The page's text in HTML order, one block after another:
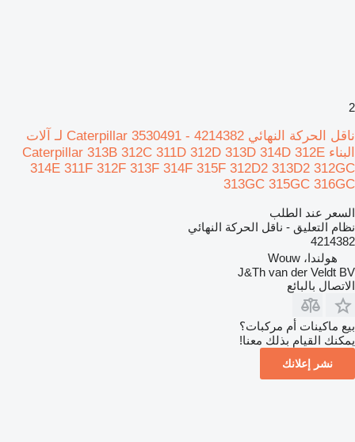
2
ناقل الحركة النهائي Caterpillar 3530491 - 4214382 لـ آلات
البناء Caterpillar 313B 312C 311D 312D 313D 314D 312E
314E 311F 312F 313F 314F 315F 312D2 313D2 312GC
313GC 315GC 316GC
السعر عند الطلب
نظام التعليق - ناقل الحركة النهائي
4214382
هولندا، Wouw
J&Th van der Veldt BV
الاتصال بالبائع
بيع ماكينات أم مركبات؟
يمكنك القيام بذلك معنا!
نشر إعلانك